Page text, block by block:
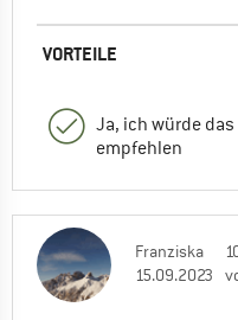
VORTEILE
Ja, ich würde
empfehlen
Franziska
15.09.2023